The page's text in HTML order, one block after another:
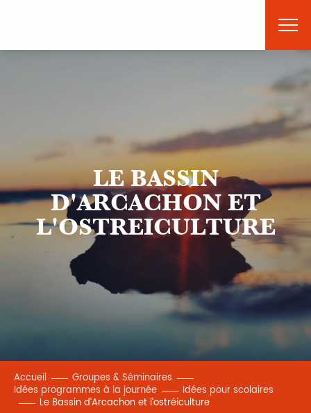
LE BASSIN
D'ARCACHON ET
L'OSTREICULTURE
Accueil
Groupes & Séminaires
Idées programmes à la journée
Idées pour scolaires
Le Bassin d’Arcachon et l’ostréiculture